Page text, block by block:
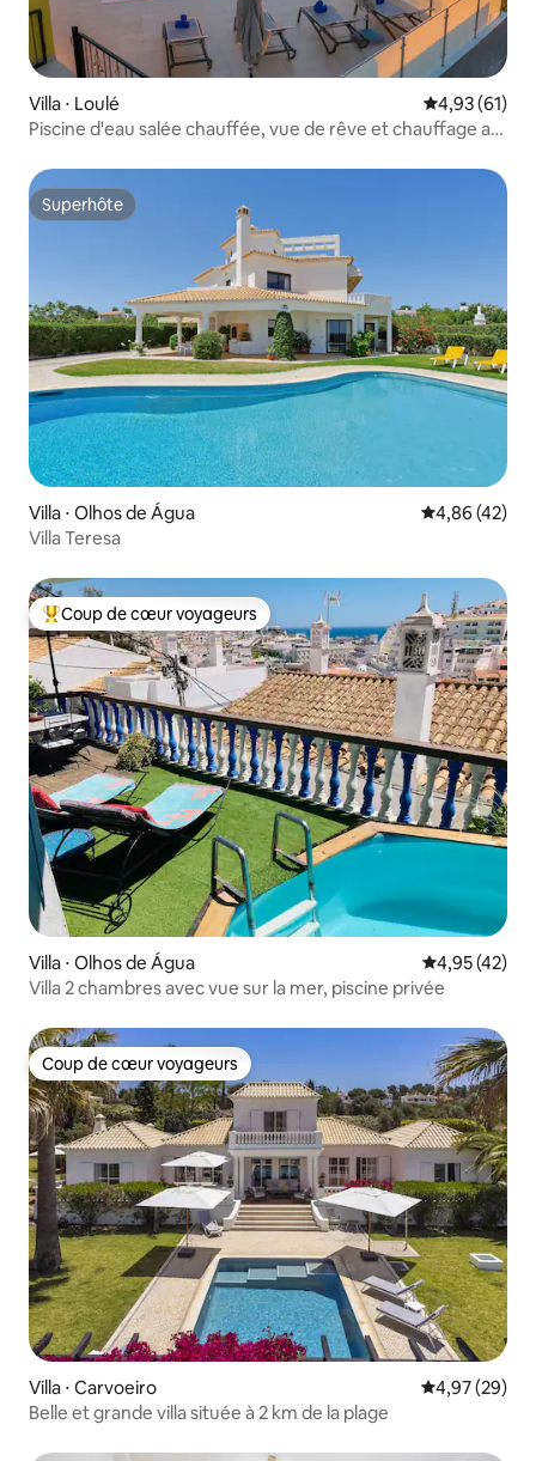
Villa ⋅ Loulé Évaluation
4,93 (61)
Piscine d'eau salée chauffée, vue de rêve et chauffage au
Superhôte
Superhôte
Villa ⋅ Olhos de Água Évaluation
4,86 (42)
Villa Teresa
Coups de cœur voyageurs les plus appréciés
Coup de cœur voyageurs
Villa ⋅ Olhos de Água Évaluation
4,95 (42)
Villa 2 chambres avec vue sur la mer, piscine privée
Coup de cœur voyageurs
Coup de cœur voyageurs
Villa ⋅ Carvoeiro Évaluation
4,97 (29)
Belle et grande villa située à 2 km de la plage